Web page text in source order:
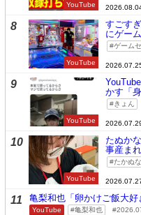
YouTube
8
YouTube
すごす
にゲー
ゲーム
9
YouTube
かす「
きょん
10
YouTube
たぬか
事産ま
たかぬな
11 亀梨和也「卵かけご飯大
YouTube 亀梨和也